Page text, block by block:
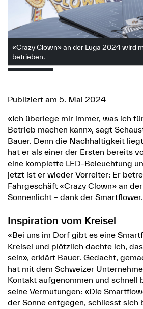
«Crazy Clown» an der Luga 2024 wird
betrieben.
Publiziert am 5. Mai 2024
«Ich überlege mir immer, was ich
Betrieb machen kann», sagt
Bauer. Denn die Nachhaltigkeit
hat er als einer der Ersten bereits
eine komplette LED-Beleuchtung
jetzt ist er wieder Vorreiter: Er
Fahrgeschäft «Crazy Clown» an
Sonnenlicht – dank der Smartflower.
Inspiration vom Kreisel
«Bei uns im Dorf gibt es eine
Kreisel und plötzlich dachte ich,
sein», erklärt Bauer. Gedacht,
hat mit dem Schweizer
Kontakt aufgenommen und schnell
seine Vermutungen: «Die
der Sonne entgegen, schliesst sich